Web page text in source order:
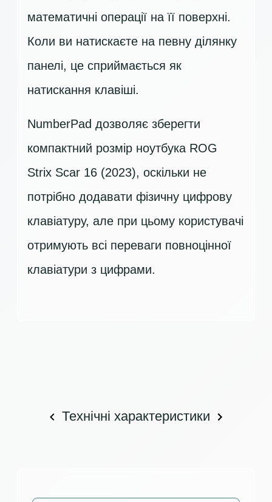
математичні операції на її поверхні.
Коли ви натискаєте на певну ділянку
панелі, це сприймається як
натискання клавіші.
NumberPad дозволяє зберегти
компактний розмір ноутбука ROG
Strix Scar 16 (2023), оскільки не
потрібно додавати фізичну цифрову
клавіатуру, але при цьому користувачі
отримують всі переваги повноцінної
клавіатури з цифрами.
Технічні характеристики